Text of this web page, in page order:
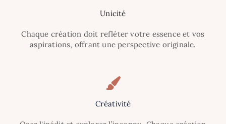
Unicité
Chaque création doit refléter votre essence et vos
aspirations, offrant une perspective originale.
Créativité